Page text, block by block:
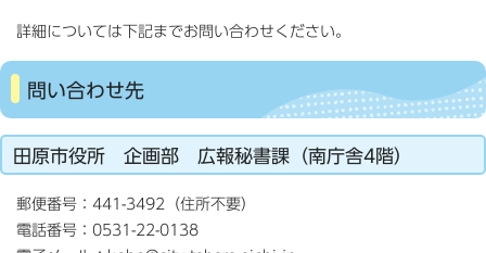
詳細については下記までお問い合わせください。
問い合わせ先
田原市役所 企画部 広報秘書課（南庁舎4階）
郵便番号：441-3492（住所不要）
電話番号：0531-22-0138